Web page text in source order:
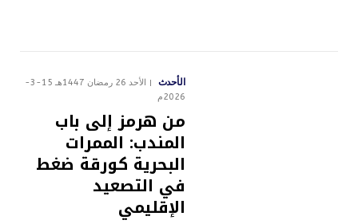
الأحدث
الأحد 26 رمضان 1447هـ 15-3-
2026م
من هرمز إلى باب
المندب: الممرات
البحرية كورقة ضغط
في التصعيد
الإقليمي